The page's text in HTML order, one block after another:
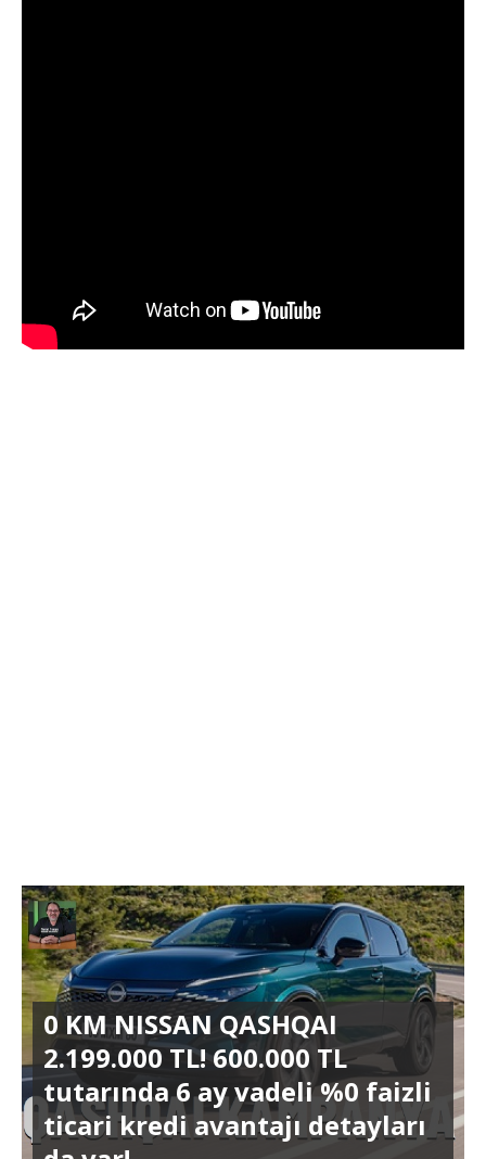
0 KM NISSAN QASHQAI
2.199.000 TL! 600.000 TL
tutarında 6 ay vadeli %0 faizli
ticari kredi avantajı detayları